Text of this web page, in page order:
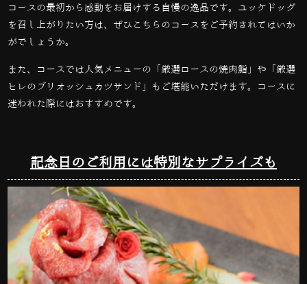
コースの最初から感動をお届けする自慢の逸品です。ユッケドッグ
を召し上がりたい方は、ぜひこちらのコースをご予約されてはいか
がでしょうか。
また、コースでは人気メニューの「厳選ロースの焼肉鮨」や「厳選
ヒレのブリオッシュカツサンド」もご堪能いただけます。コースに
迷われた際にはおすすめです。
記念日のご利用には特別なサプライズも